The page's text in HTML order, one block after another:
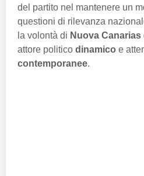
del partito nel mantenere un
questioni di rilevanza
la volontà di Nuova Canarias
attore politico dinamico e
contemporanee.